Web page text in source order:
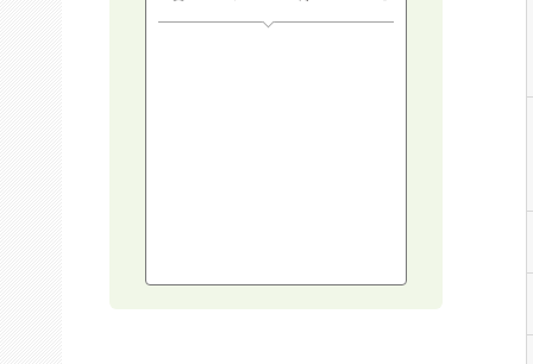
マーケティング
スポーツ